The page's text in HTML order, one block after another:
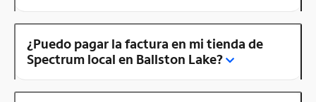
¿Puedo pagar la factura en mi tienda de
Spectrum local en Ballston Lake?